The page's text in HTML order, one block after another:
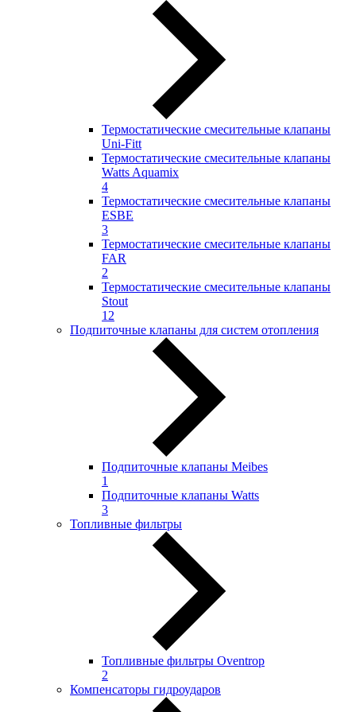
Термостатические смесительные клапаны
Uni-Fitt
Термостатические смесительные клапаны
Watts Aquamix
4
Термостатические смесительные клапаны
ESBE
3
Термостатические смесительные клапаны
FAR
2
Термостатические смесительные клапаны
Stout
12
Подпиточные клапаны для систем отопления
Подпиточные клапаны Meibes
1
Подпиточные клапаны Watts
3
Топливные фильтры
Топливные фильтры Oventrop
2
Компенсаторы гидроударов